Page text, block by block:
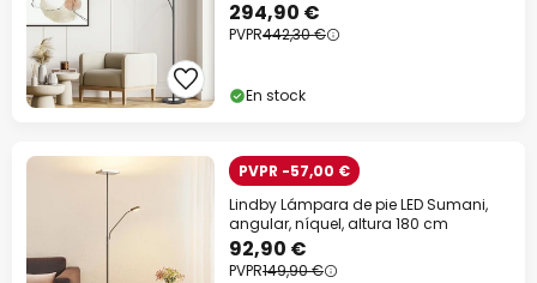
294,90 €
PVPR442,30 €
En stock
PVPR -57,00 €
Lindby Lámpara de pie LED Sumani,
angular, níquel, altura 180 cm
92,90 €
PVPR149,90 €